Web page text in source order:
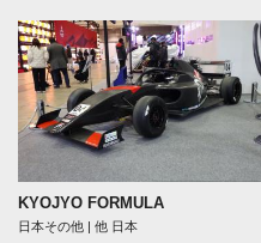
KYOJYO FORMULA
日本その他 | 他 日本